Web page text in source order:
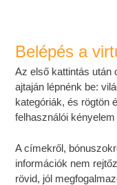
Belépés a
Az első kattintás után
ajtaján lépnénk be:
kategóriák, és rögtön
felhasználói
A címekről,
információk nem
rövid, jól